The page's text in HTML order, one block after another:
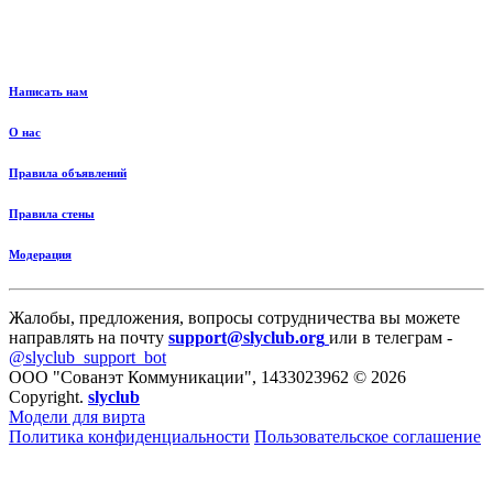
Написать нам
О нас
Правила объявлений
Правила стены
Модерация
Жалобы, предложения, вопросы сотрудничества вы можете
направлять на почту support@slyclub.org или в телеграм -
@slyclub_support_bot
ООО "Сованэт Коммуникации", 1433023962 © 2026
Copyright. slyclub
Модели для вирта
Политика конфиденциальности Пользовательское соглашение